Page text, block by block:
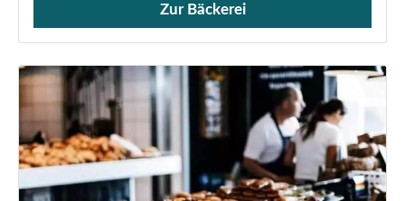
Verkauf von Brötchen,
Zur Bäckerei